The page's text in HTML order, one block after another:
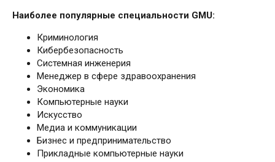
Наиболее популярные специальности GMU:
Криминология
Кибербезопасность
Системная инженерия
Менеджер в сфере здравоохранения
Экономика
Компьютерные науки
Искусство
Медиа и коммуникации
Бизнес и предпринимательство
Прикладные компьютерные науки